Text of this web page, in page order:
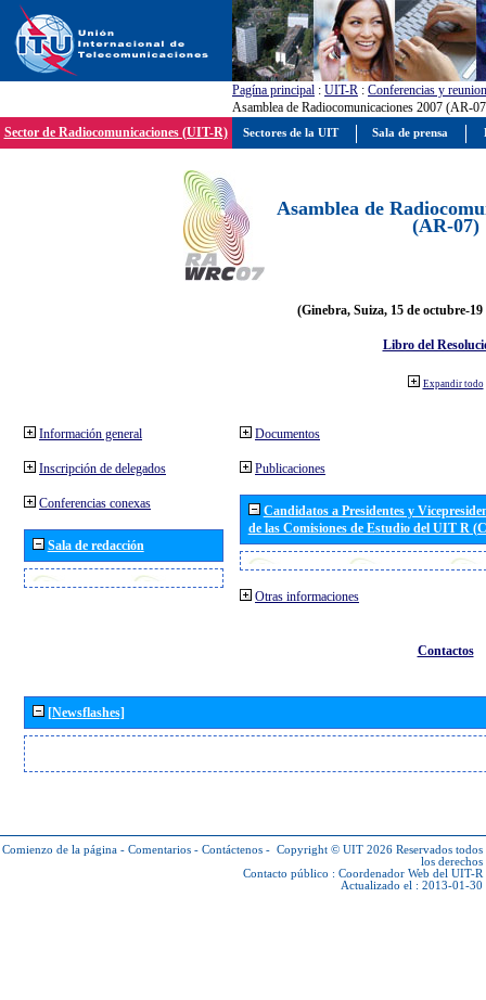
Pagína principal : UIT-R : Conferencias y
Asamblea de Radiocomunicaciones 2007 (AR-
Sector de Radiocomunicaciones (UIT-R)
Asamblea de
(AR-07)
(Ginebra, Suiza, 15 de octubre-19
Libro del
Expandir todo
Información general
Inscripción de delegados
Conferencias conexas
Sala de redacción
Documentos
Publicaciones
Candidatos a Presidentes y
de las Comisiones de Estudio del UIT R
Otras informaciones
Contactos
[Newsflashes]
Comienzo de la página - Comentarios - Contáctenos - Copyright © UIT 2026 Reservados todos
los derechos
Contacto público : Coordenador Web del UIT-R
Actualizado el : 2013-01-30
Sectores de la UIT Sala de prensa